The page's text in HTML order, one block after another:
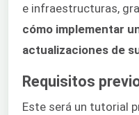
e infraestructuras,
cómo implementar
actualizaciones de
Requisitos
Este será un tutorial